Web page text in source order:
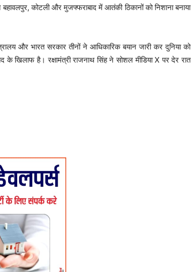
कोटली और मुजफ्फराबाद में आतंकी ठिकानों को निशाना बनाया
और भारत सरकार तीनों ने आधिकारिक बयान जारी कर दुनिया को
खिलाफ है। रक्षामंत्री राजनाथ सिंह ने सोशल मीडिया X पर देर रात